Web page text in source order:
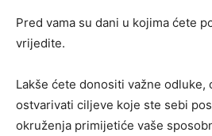
Pred vama su dani u kojima ćete
vrijedite.
Lakše ćete donositi važne odluke,
ostvarivati ciljeve koje ste sebi
okruženja primijetiće vaše